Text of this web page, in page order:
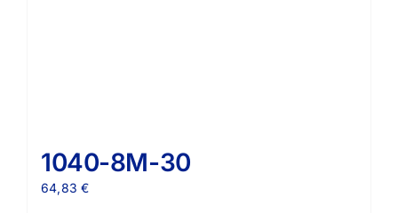
1040-8M-30
64,83€